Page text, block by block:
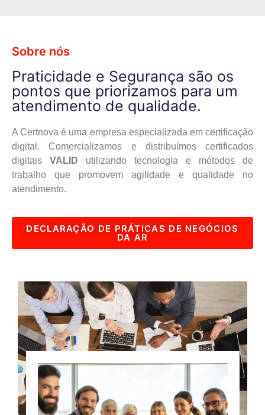
Sobre nós
Praticidade e Segurança são os
pontos que priorizamos para um
atendimento de qualidade.
A Certnova é uma empresa especializada em certificação
digital. Comercializamos e distribuímos certificados
digitais VALID utilizando tecnologia e métodos de
trabalho que promovem agilidade e qualidade no
atendimento.
DECLARAÇÃO DE PRÁTICAS DE NEGÓCIOS
DA AR